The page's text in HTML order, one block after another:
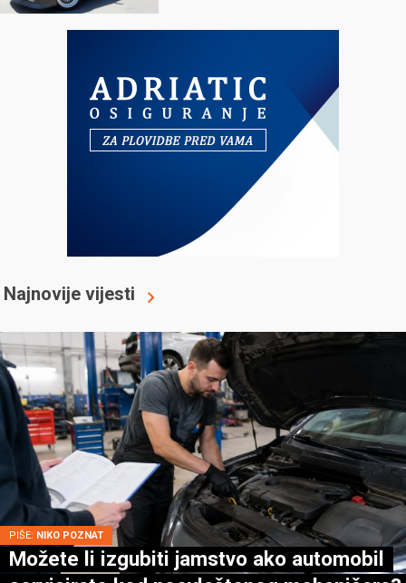
Najnovije vijesti
PIŠE: NIKO POZNAT
Možete li izgubiti jamstvo ako automobil